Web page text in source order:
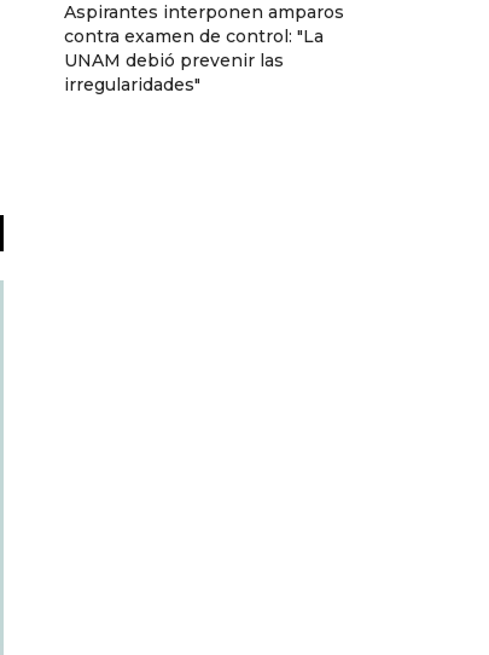
Aspirantes interponen amparos
contra examen de control: "La
UNAM debió prevenir las
irregularidades"